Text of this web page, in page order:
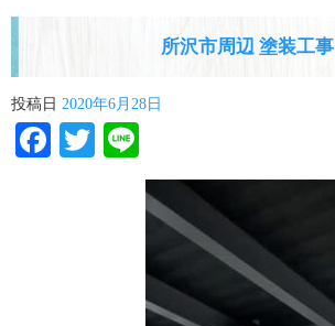
所沢市周辺 塗装工事
投稿日 2020年6月28日
Facebook
Twitter